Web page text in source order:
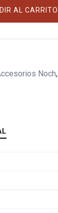
AL CARRITO
Noch,